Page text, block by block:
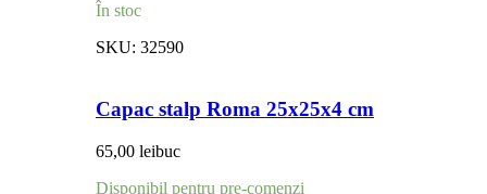
În stoc
SKU: 32590
Capac stalp Roma 25x25x4 cm
65,00 leibuc
Disponibil pentru pre-comenzi